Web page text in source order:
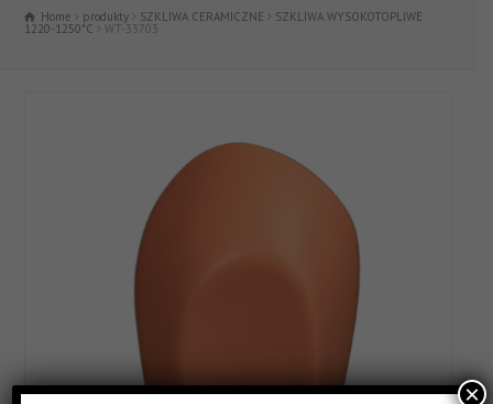
Home produkty SZKLIWA CERAMICZNE SZKLIWA WYSOKOTOPLIWE
1220-1250*C WT-33703
×